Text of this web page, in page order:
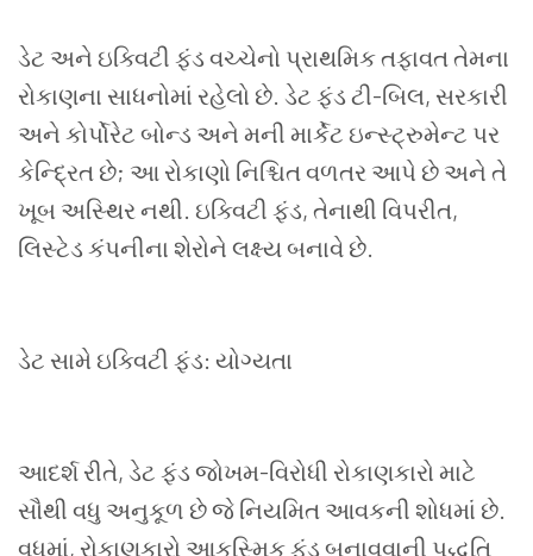
ડેટ અને ઇક્વિટી ફંડ વચ્ચેનો પ્રાથમિક તફાવત તેમના
રોકાણના સાધનોમાં રહેલો છે. ડેટ ફંડ ટી-બિલ, સરકારી
અને કોર્પોરેટ બોન્ડ અને મની માર્કેટ ઇન્સ્ટ્રુમેન્ટ પર
કેન્દ્રિત છે; આ રોકાણો નિશ્ચિત વળતર આપે છે અને તે
ખૂબ અસ્થિર નથી. ઇક્વિટી ફંડ, તેનાથી વિપરીત,
લિસ્ટેડ કંપનીના શેરોને લક્ષ્ય બનાવે છે.
ડેટ સામે ઇક્વિટી ફંડ: યોગ્યતા
આદર્શ રીતે, ડેટ ફંડ જોખમ-વિરોધી રોકાણકારો માટે
સૌથી વધુ અનુકૂળ છે જે નિયમિત આવકની શોધમાં છે.
વધુમાં, રોકાણકારો આકસ્મિક ફંડ બનાવવાની પદ્ધતિ